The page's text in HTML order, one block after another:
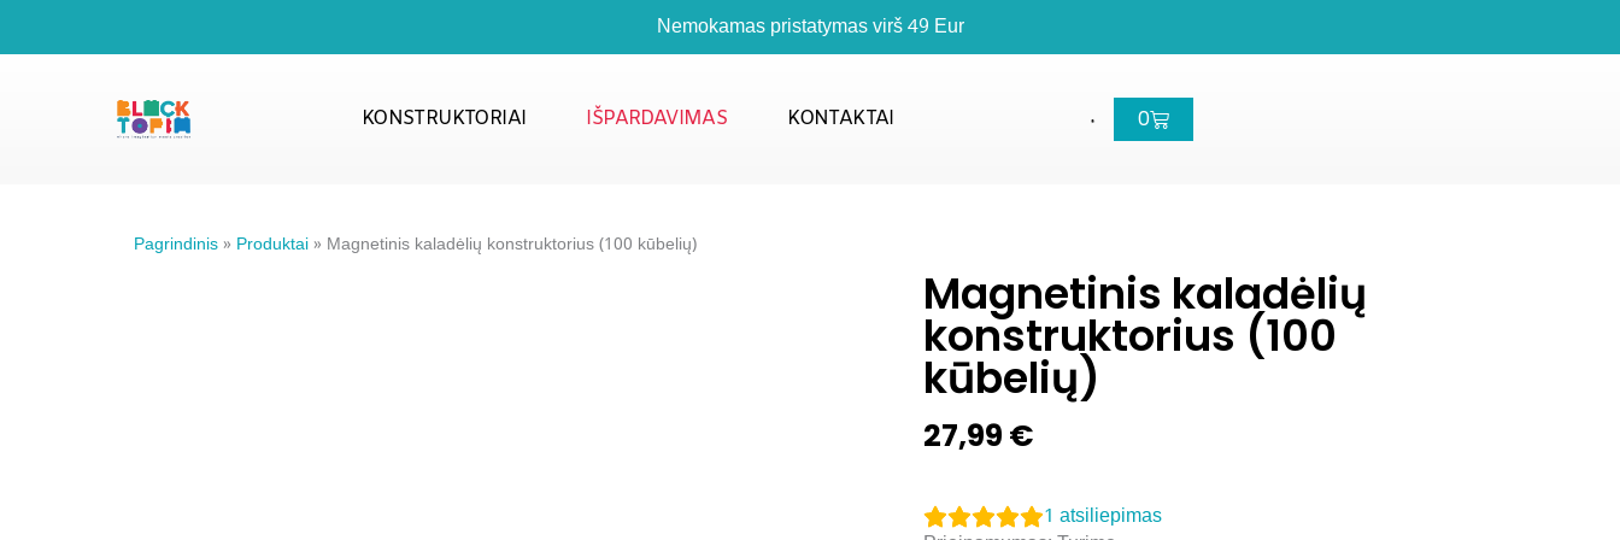
Nemokamas pristatymas virš 49 Eur
KONSTRUKTORIAI IŠPARDAVIMAS KONTAKTAI 0
Cart
Pagrindinis» Produktai» Magnetinis kaladėlių konstruktorius (100 kūbelių)
Magnetinis kaladėlių
konstruktorius (100
kūbelių)
27,99 €
1 atsiliepimas